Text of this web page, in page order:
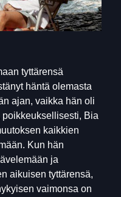
tyttärensä
häntä olemasta
ajan, vaikka hän oli
Bia
kaikkien
Kun hän
ja
aikuisen tyttärensä,
vaimonsa on